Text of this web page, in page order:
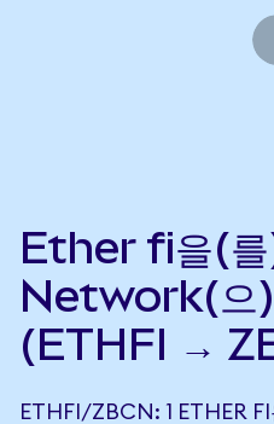
Ether fi을(
Network(으)
(ETHFI →
ETHFI/ZBCN: 1 ETHER